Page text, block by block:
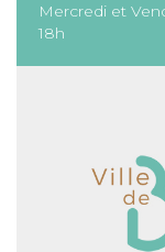
Mercredi et
18h